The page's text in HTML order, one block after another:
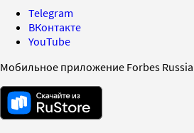
Telegram
ВКонтакте
YouTube
Мобильное приложение Forbes